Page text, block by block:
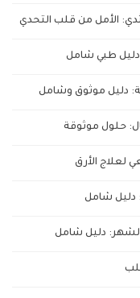
الأمل من قلب التحدي
دليل طبي شامل
دليل موثوق وشامل
حلول موثوقة
لعلاج الأرق
دليل شامل
الشهر: دليل شامل